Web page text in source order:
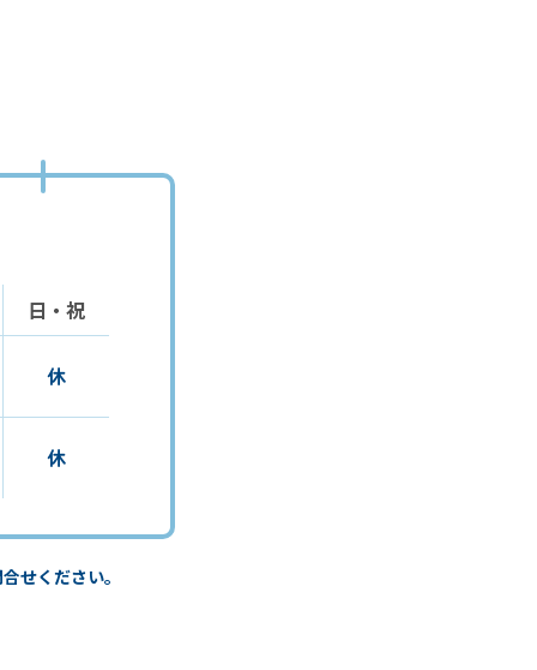
日・祝
休
休
せください。